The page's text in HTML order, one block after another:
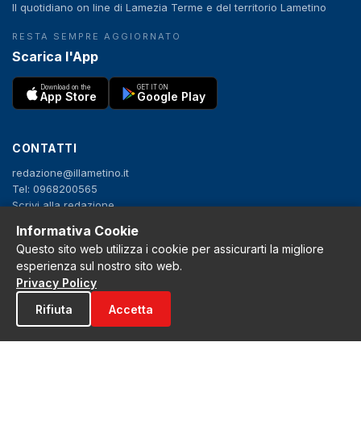
Il quotidiano on line di Lamezia Terme e del territorio Lametino
RESTA SEMPRE AGGIORNATO
Scarica l'App
Download on the
App Store
GET IT ON
Google Play
CONTATTI
redazione@illametino.it
Tel: 0968200565
Scrivi alla redazione
SEGUICI
IG
Informativa Cookie
Questo sito web utilizza i cookie per assicurarti la migliore
esperienza sul nostro sito web.
Privacy Policy
Rifiuta
Accetta